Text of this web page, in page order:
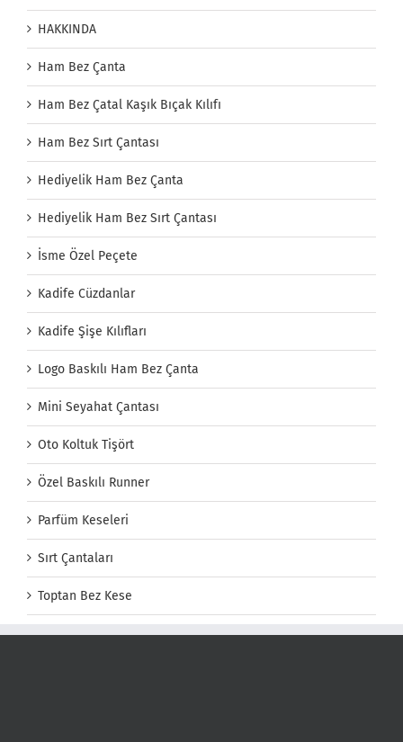
HAKKINDA
Ham Bez Çanta
Ham Bez Çatal Kaşık Bıçak Kılıfı
Ham Bez Sırt Çantası
Hediyelik Ham Bez Çanta
Hediyelik Ham Bez Sırt Çantası
İsme Özel Peçete
Kadife Cüzdanlar
Kadife Şişe Kılıfları
Logo Baskılı Ham Bez Çanta
Mini Seyahat Çantası
Oto Koltuk Tişört
Özel Baskılı Runner
Parfüm Keseleri
Sırt Çantaları
Toptan Bez Kese